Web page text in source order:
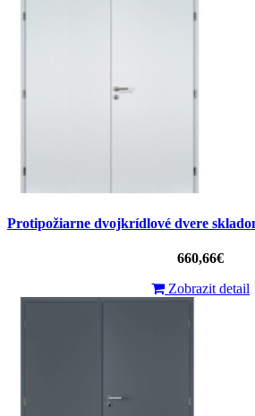
Protipožiarne dvojkrídlové dvere
660,66€
Zobrazit detail